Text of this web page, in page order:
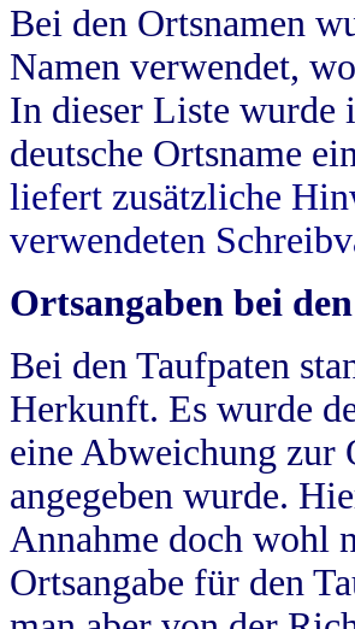
Bei den Ortsnamen
Namen verwendet,
In dieser Liste wurde
deutsche Ortsname
liefert zusätzliche
verwendeten
Ortsangaben bei
Bei den Taufpaten
Herkunft. Es wurde
eine Abweichung zur
angegeben wurde.
Annahme doch wohl
Ortsangabe für den